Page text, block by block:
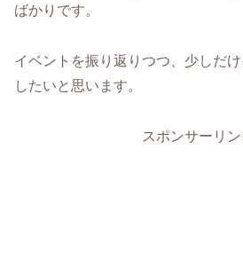
ばかりです。
イベントを振り返りつつ、少しだ
したいと思います。
スポンサーリン